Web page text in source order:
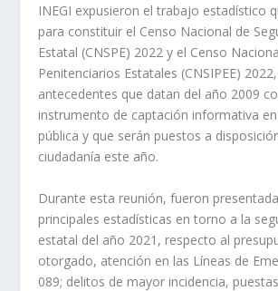
INEGI expusieron el trabajo estadístico
para constituir el Censo Nacional de
Estatal (CNSPE) 2022 y el Censo
Penitenciarios Estatales (CNSIPEE)
antecedentes que datan del año 2009
instrumento de captación informativa
pública y que serán puestos a
ciudadanía este año.
Durante esta reunión, fueron
principales estadísticas en torno a la
estatal del año 2021, respecto al
otorgado, atención en las Líneas de
089; delitos de mayor incidencia,